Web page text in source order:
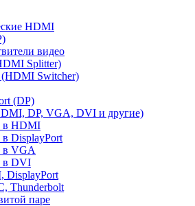
HDMI
видео
Splitter)
Switcher)
(DP)
DP, VGA, DVI и другие)
в HDMI
DisplayPort
в VGA
в DVI
DisplayPort
Thunderbolt
паре